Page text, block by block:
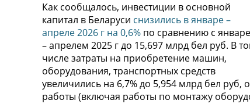
Как сообщалось, инвестиции в основной
капитал в Беларуси снизились в январе –
апреле 2026 г на 0,6% по сравнению с
– апрелем 2025 г до 15,697 млрд бел руб. В
числе затраты на приобретение машин,
оборудования, транспортных средств
увеличились на 6,7% до 5,954 млрд бел
работы (включая работы по монтажу